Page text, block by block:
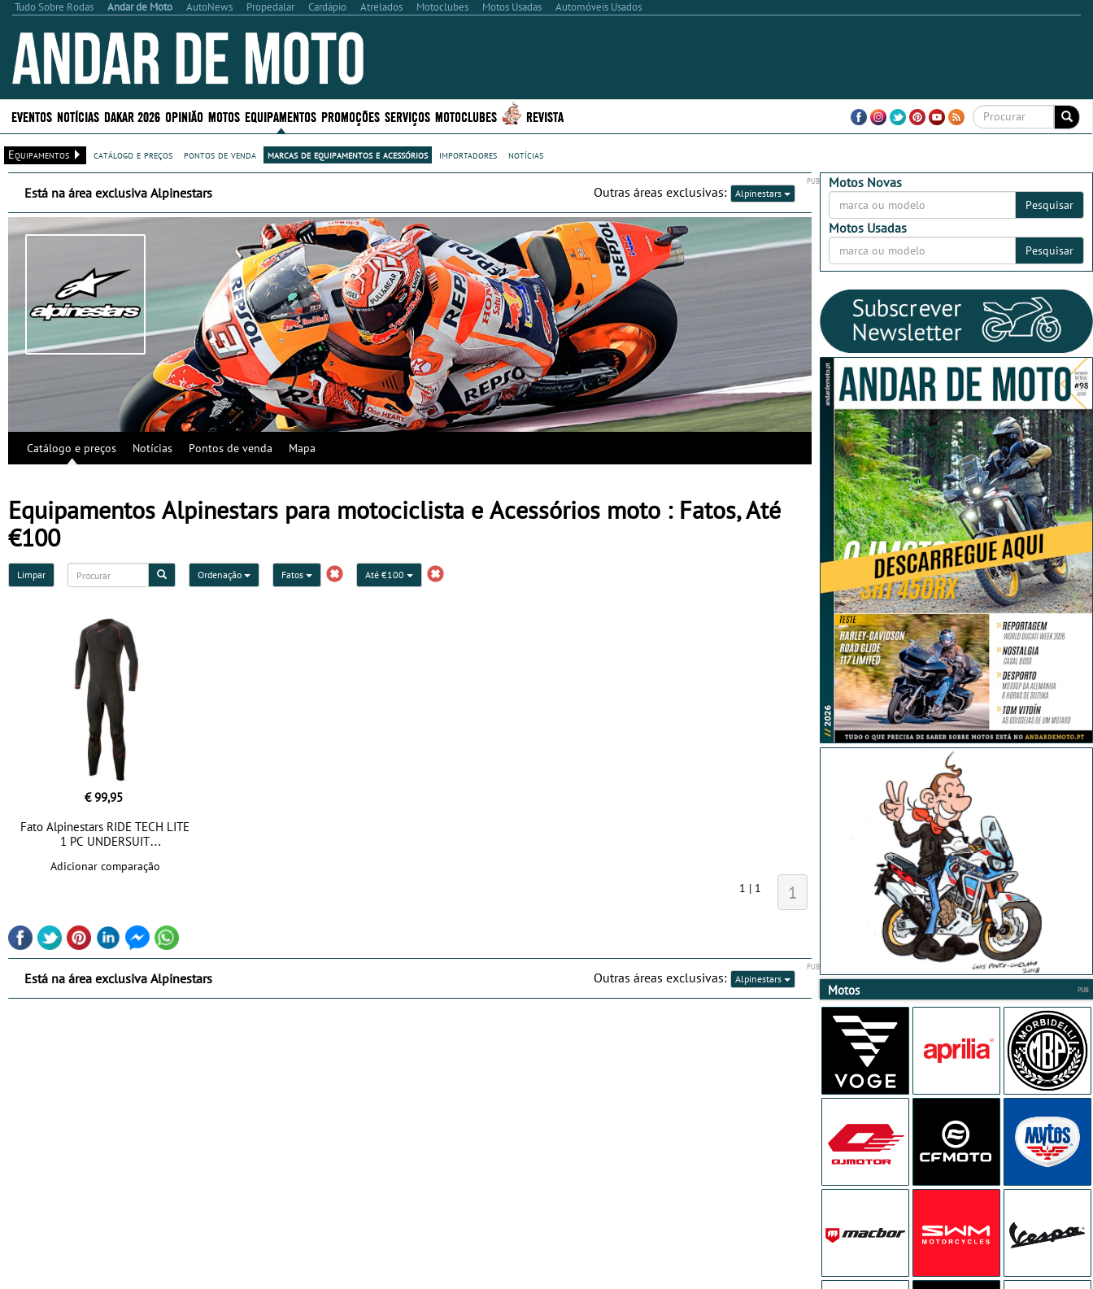
Tudo Sobre Rodas Andar de Moto AutoNews Propedalar Cardápio Atrelados Motoclubes Motos Usadas Automóveis Usados
EVENTOS NOTÍCIAS DAKAR 2026 OPINIÃO MOTOS EQUIPAMENTOS PROMOÇÕES SERVIÇOS MOTOCLUBES REVISTA
Equipamentos catálogo e preços pontos de venda marcas de equipamentos e acessórios importadores notícias
Outras áreas exclusivas: Alpinestars
Está na área exclusiva Alpinestars
Catálogo e preços Notícias Pontos de venda Mapa
Equipamentos Alpinestars para motociclista e Acessórios moto : Fatos, Até
€100
Limpar Ordenação Fatos Até €100
€ 99,95
Fato Alpinestars RIDE TECH LITE
1 PC UNDERSUIT
Adicionar comparação
1 | 1
1
Outras áreas exclusivas: Alpinestars
Está na área exclusiva Alpinestars
Motos Novas
Pesquisar
Motos Usadas
Pesquisar
Motos